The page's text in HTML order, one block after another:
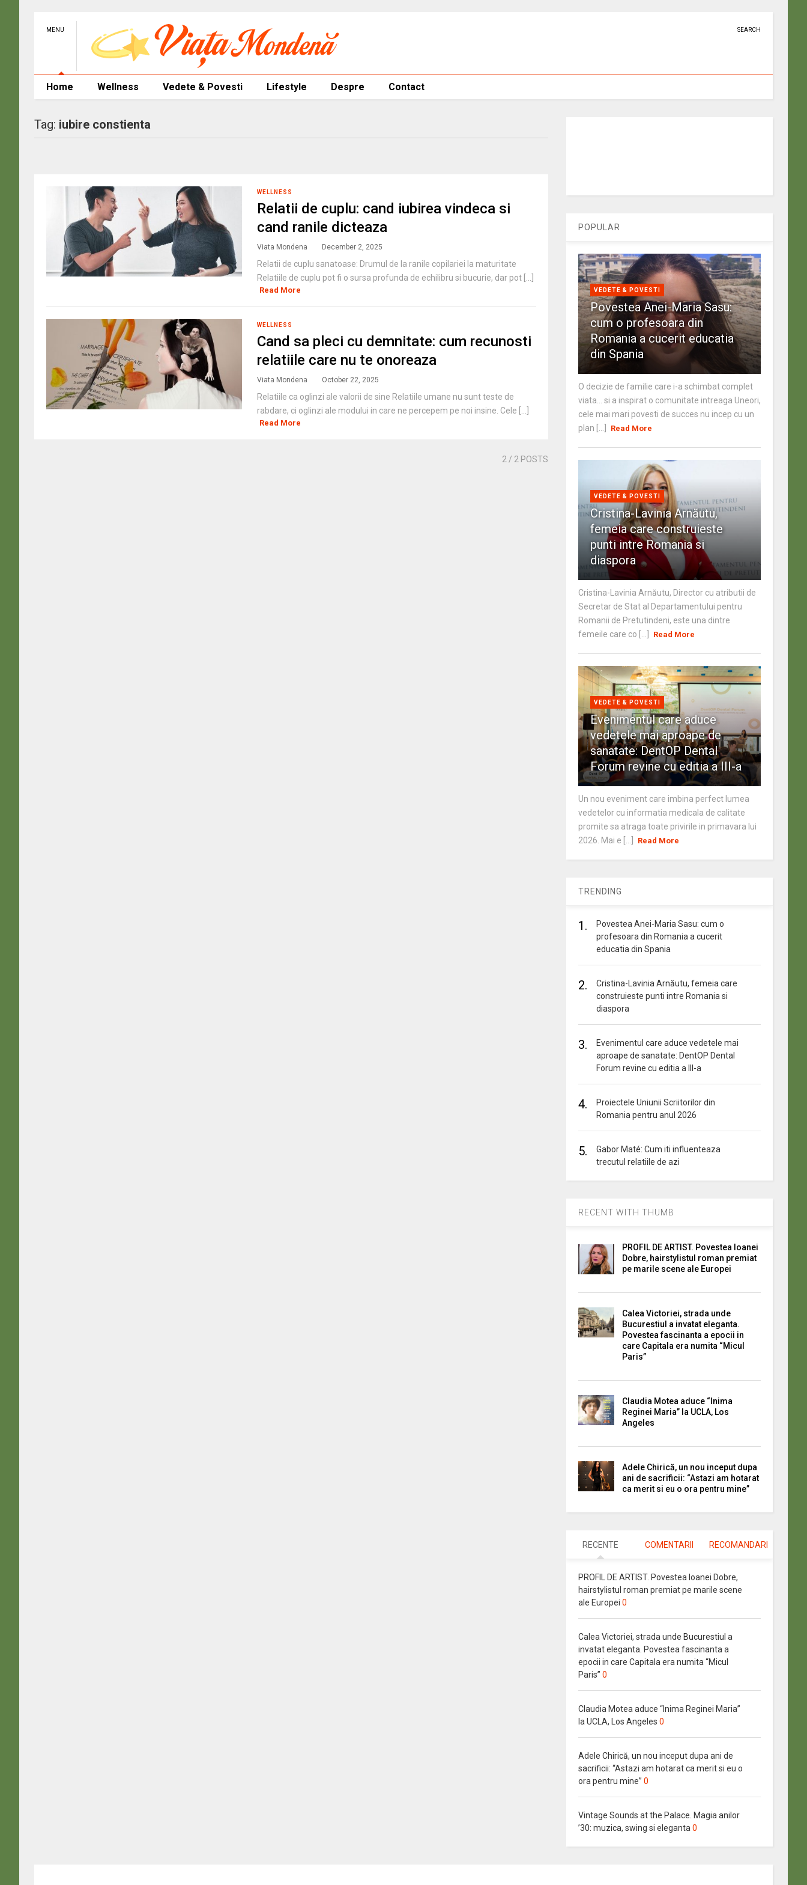
MENU SEARCH
Home Wellness Vedete & Povesti Lifestyle Despre Contact
Tag: iubire constienta
WELLNESS
Relatii de cuplu: cand iubirea vindeca si
cand ranile dicteaza
Viata Mondena December 2, 2025
Relatii de cuplu sanatoase: Drumul de la ranile copilariei la maturitate
Relatiile de cuplu pot fi o sursa profunda de echilibru si bucurie, dar pot [...]
Read More
WELLNESS
Cand sa pleci cu demnitate: cum recunosti
relatiile care nu te onoreaza
Viata Mondena October 22, 2025
Relatiile ca oglinzi ale valorii de sine Relatiile umane nu sunt teste de
rabdare, ci oglinzi ale modului in care ne percepem pe noi insine. Cele [...]
Read More
2 / 2 POSTS
POPULAR
VEDETE & POVESTI
Povestea Anei-Maria Sasu:
cum o profesoara din
Romania a cucerit educatia
din Spania
O decizie de familie care i-a schimbat complet
viata… si a inspirat o comunitate intreaga Uneori,
cele mai mari povesti de succes nu incep cu un
plan [...]
Read More
VEDETE & POVESTI
Cristina-Lavinia Arnăutu,
femeia care construieste
punti intre Romania si
diaspora
Cristina-Lavinia Arnăutu, Director cu atributii de
Secretar de Stat al Departamentului pentru
Romanii de Pretutindeni, este una dintre
femeile care co [...]
Read More
VEDETE & POVESTI
Evenimentul care aduce
vedetele mai aproape de
sanatate: DentOP Dental
Forum revine cu editia a III-a
Un nou eveniment care imbina perfect lumea
vedetelor cu informatia medicala de calitate
promite sa atraga toate privirile in primavara lui
2026. Mai e [...]
Read More
TRENDING
1.
Povestea Anei-Maria Sasu: cum o
profesoara din Romania a cucerit
educatia din Spania
2.
Cristina-Lavinia Arnăutu, femeia care
construieste punti intre Romania si
diaspora
3.
Evenimentul care aduce vedetele mai
aproape de sanatate: DentOP Dental
Forum revine cu editia a III-a
4.
Proiectele Uniunii Scriitorilor din
Romania pentru anul 2026
5.
Gabor Maté: Cum iti influenteaza
trecutul relatiile de azi
RECENT WITH THUMB
PROFIL DE ARTIST. Povestea Ioanei
Dobre, hairstylistul roman premiat
pe marile scene ale Europei
Calea Victoriei, strada unde
Bucurestiul a invatat eleganta.
Povestea fascinanta a epocii in
care Capitala era numita “Micul
Paris”
Claudia Motea aduce “Inima
Reginei Maria” la UCLA, Los
Angeles
Adele Chirică, un nou inceput dupa
ani de sacrificii: “Astazi am hotarat
ca merit si eu o ora pentru mine”
RECENTE COMENTARII RECOMANDARI
PROFIL DE ARTIST. Povestea Ioanei Dobre,
hairstylistul roman premiat pe marile scene
ale Europei 0
Calea Victoriei, strada unde Bucurestiul a
invatat eleganta. Povestea fascinanta a
epocii in care Capitala era numita “Micul
Paris” 0
Claudia Motea aduce “Inima Reginei Maria”
la UCLA, Los Angeles 0
Adele Chirică, un nou inceput dupa ani de
sacrificii: “Astazi am hotarat ca merit si eu o
ora pentru mine” 0
Vintage Sounds at the Palace. Magia anilor
’30: muzica, swing si eleganta 0